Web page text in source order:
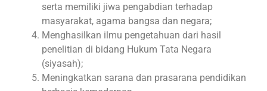
serta memiliki jiwa pengabdian terhadap
masyarakat, agama bangsa dan negara;
Menghasilkan ilmu pengetahuan dari hasil
penelitian di bidang Hukum Tata Negara
(siyasah);
Meningkatkan sarana dan prasarana pendidikan